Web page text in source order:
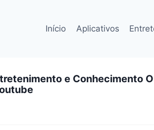
Início Aplicativos
e Conhecimento O